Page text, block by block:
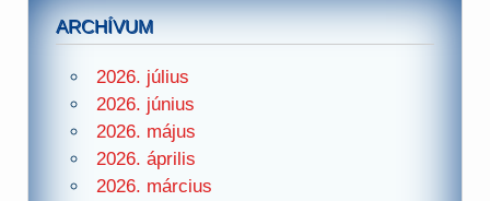
ARCHÍVUM
2026. július
2026. június
2026. május
2026. április
2026. március